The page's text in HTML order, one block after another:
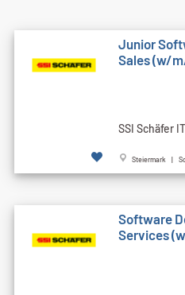
Junior
Sales (w/
SSI Schäfer
Steiermark |
Software
Services